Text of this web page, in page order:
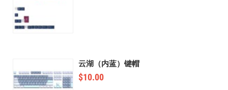
云湖（内蓝）键帽
$10.00